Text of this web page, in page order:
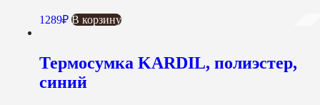
1289₽ В корзину
Термосумка KARDIL, полиэстер,
синий